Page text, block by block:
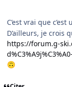
C’est vrai que
D’ailleurs, je crois
https://forum.g-
🙃